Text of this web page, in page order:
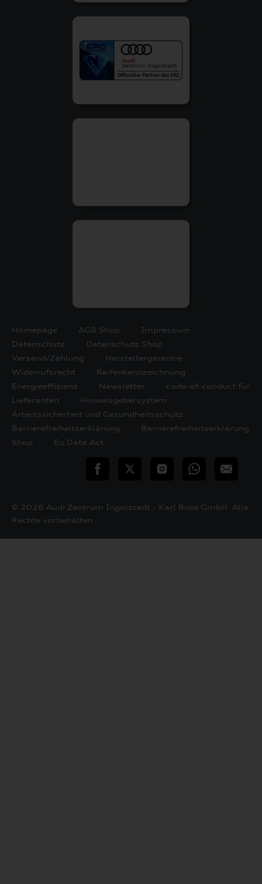
Homepage AGB Shop
Impressum
Datenschutz
Datenschutz Shop
Versand/Zahlung
Herstellergarantie
Widerrufsrecht
Reifenkennzeichnung
Energieeffizienz
Newsletter
code-of-conduct für
Lieferanten
Hinweisgebersystem
Arbeitssicherheit und Gesundheitsschutz
Barrierefreiheitserklärung
Barrierefreiheitserklärung
Shop
Eu Data Act
teilen Twitter InstagramWhatsApp
E-
© 2026 Audi Zentrum Ingolstadt - Karl Brod GmbH. Alle
Rechte vorbehalten